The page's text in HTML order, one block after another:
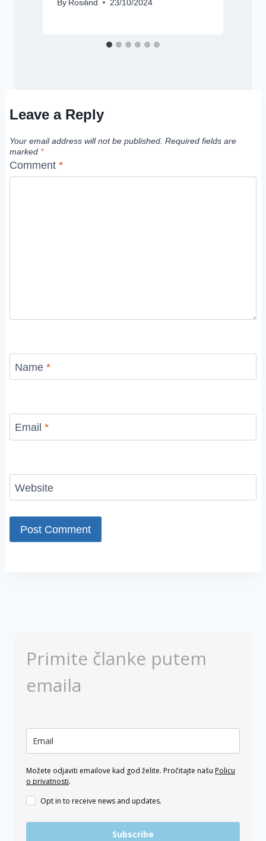
By Rosilind 23/10/2024
Leave a Reply
Your email address will not be published. Required fields are
marked *
Comment *
Name *
Email *
Website
Primite članke putem
emaila
Možete odjaviti emailove kad god želite. Pročitajte našu Policu
o privatnosti.
Opt in to receive news and updates.
Subscribe